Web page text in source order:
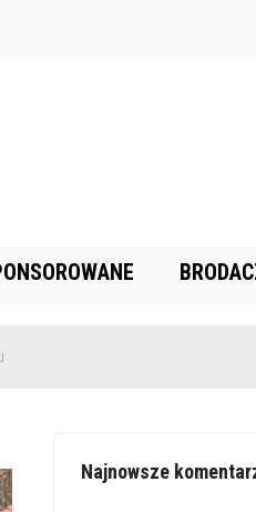
w Leźnie znaleziono
Najnowsze